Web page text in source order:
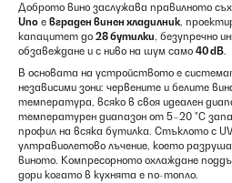
Доброто вино заслужава правилното
Uno е вграден винен хладилник,
капацитет до 28 бутилки, безупречно
обзавеждане и с ниво на шум само 40 dB.
В основата на устройството е
независими зони: червените и белите
температура, всяко в своя идеален
температурен диапазон от 5–20 °C
профил на всяка бутилка. Стъклото с
ултравиолетово лъчение, което
виното. Компресорното охлаждане
дори когато в кухнята е по-топло.